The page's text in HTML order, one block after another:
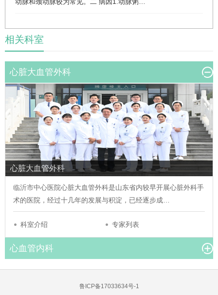
相关科室
心脏大血管外科
心脏大血管外科
临沂市中心医院心脏大血管外科是山东省内较早开展心脏外科手
术的医院，经过十几年的发展与积淀，已经逐步成…
科室介绍 专家列表
心血管内科
鲁ICP备17033634号-1